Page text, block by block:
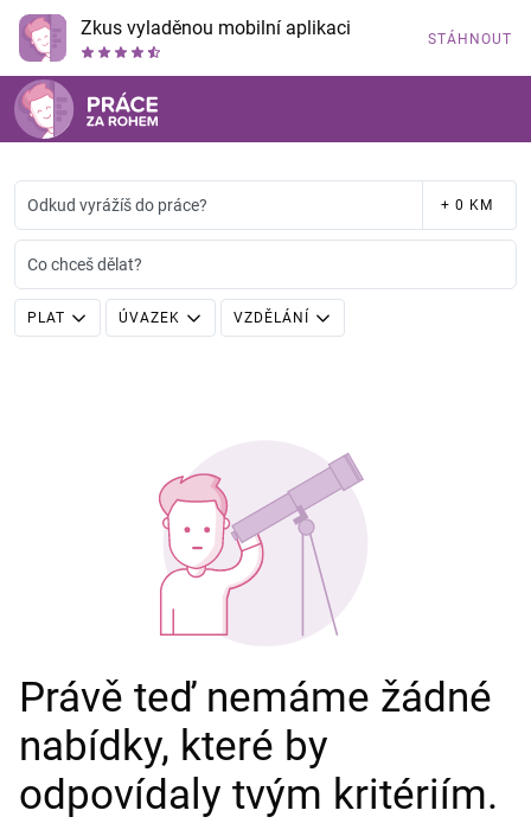
Zkus vyladěnou mobilní aplikaci STÁHNOUT
Odkud vyrážíš do práce? + 0 KM
Co chceš dělat?
PLAT ÚVAZEK VZDĚLÁNÍ
Právě teď nemáme žádné
nabídky, které by
odpovídaly tvým kritériím.